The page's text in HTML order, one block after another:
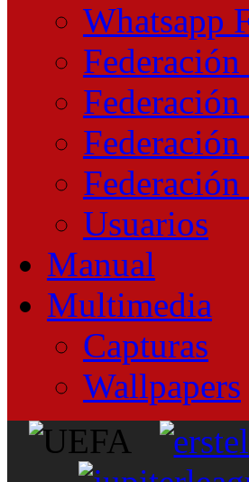
Whatsapp
Usuarios
Manual
Multimedia
Capturas
Wallpapers